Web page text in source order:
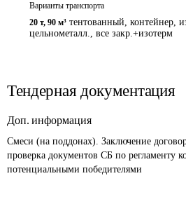
Варианты транспорта
20 т, 90 м³ тентованный, контейнер,
цельнометалл., все закр.+изотерм
Тендерная документация
Доп. информация
Смеси (на поддонах). Заключение
проверка документов СБ по регламенту
потенциальными победителями